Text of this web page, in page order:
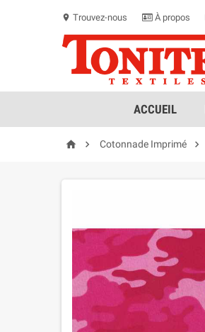
location_on Trouvez-nous À propos
ACCUEIL
  Cotonnade Imprimé 